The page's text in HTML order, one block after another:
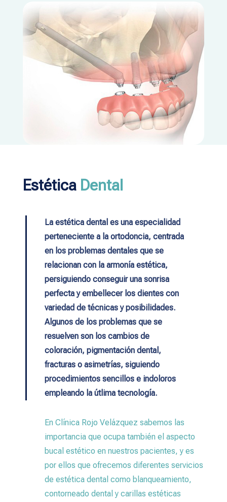
Estética Dental
La estética dental es una especialidad
perteneciente a la ortodoncia, centrada
en los problemas dentales que se
relacionan con la armonía estética,
persiguiendo conseguir una sonrisa
perfecta y embellecer los dientes con
variedad de técnicas y posibilidades.
Algunos de los problemas que se
resuelven son los cambios de
coloración, pigmentación dental,
fracturas o asimetrías, siguiendo
procedimientos sencillos e indoloros
empleando la útlima tecnología.
En Clínica Rojo Velázquez sabemos las
importancia que ocupa también el aspecto
bucal estético en nuestros pacientes, y es
por ellos que ofrecemos diferentes servicios
de estética dental como blanqueamiento,
contorneado dental y carillas estéticas